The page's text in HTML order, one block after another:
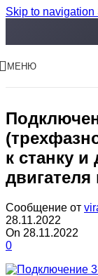
Skip to navigation
МЕНЮ
к станку
Сообщение от
28.11.2022
On 28.11.2022
0